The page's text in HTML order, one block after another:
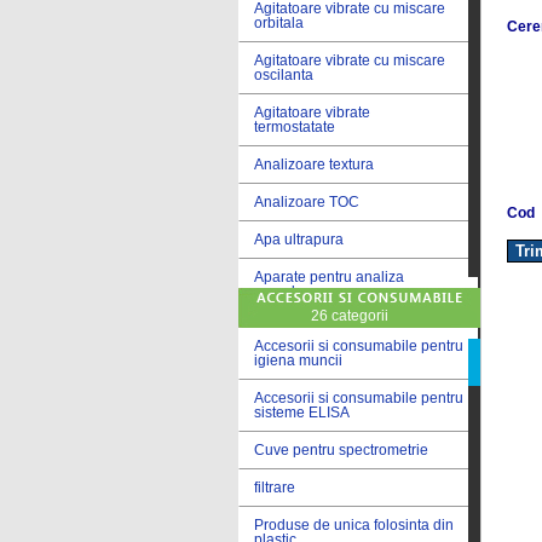
Agitatoare vibrate cu miscare
orbitala
Agitatoare vibrate cu miscare
oscilanta
Agitatoare vibrate
termostatate
Analizoare textura
Analizoare TOC
Apa ultrapura
Aparate pentru analiza
cereale
Aparate pentru testare lacuri
si vopsele
Aparate pentru testare lapte
Autoclave
Bai de apa
Bai de apa vibrate
Bai de calibrare
26 categorii
Accesorii si consumabile pentru
igiena muncii
Accesorii si consumabile pentru
sisteme ELISA
Cuve pentru spectrometrie
filtrare
Produse de unica folosinta din
Cod